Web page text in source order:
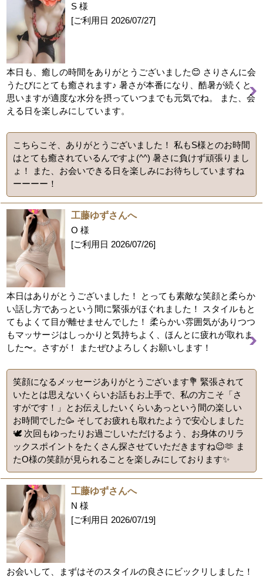
S 様
[ご利用日 2026/07/27]
本日も、癒しの時間をありがとうございました😊 さりさんに会
うたびにとても癒されます♪ 暑さが本番になり、酷暑が続くと
思いますが適度な水分を摂っていつまでも元気でね。 また、会
える日を楽しみにしています。
こちらこそ、ありがとうございました！ 私もS様とのお時間
はとても癒されているんですよ(^^) 暑さに負けず頑張りまし
ょ！ また、お会いできる日を楽しみにお待ちしていますね
ーーーー！
工藤ゆずさんへ
O 様
[ご利用日 2026/07/26]
本日はありがとうございました！ とっても素敵な笑顔と柔らか
い話し方であっという間に緊張がほぐれました！ スタイルもと
てもよくて目が離せませんでした！ 柔らかい雰囲気がありつつ
もマッサージはしっかりと気持ちよく、ほんとに疲れが取れま
した〜。さすが！ またぜひよろしくお願いします！
笑顔になるメッセージありがとうございます💐 緊張されて
いたとは思えないくらいお話もお上手で、私の方こそ「さ
すがです！」とお伝えしたいくらいあっという間の楽しい
お時間でした🥳 そしてお疲れも取れたようで安心しました
🕊️ 次回もゆったりお過ごしいただけるよう、お身体のリラ
ックスポイントをたくさん探させていただきますね😉🫶 ま
たO様の笑顔が見られることを楽しみにしております✨
工藤ゆずさんへ
N 様
[ご利用日 2026/07/19]
お会いして、まずはそのスタイルの良さにビックリしました！